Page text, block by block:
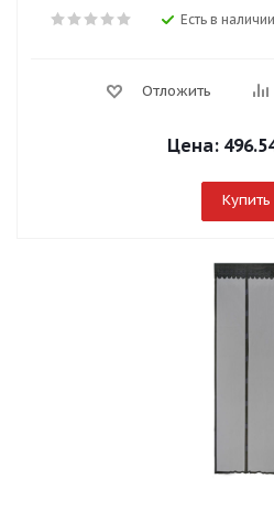
Есть в наличии
Отложить
Цена:
Купить